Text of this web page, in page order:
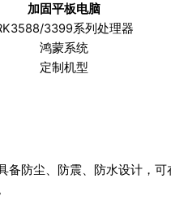
加固平板电脑
3399系列处理器
鸿蒙系统
定制机型
备防尘、防震、防水设计，可